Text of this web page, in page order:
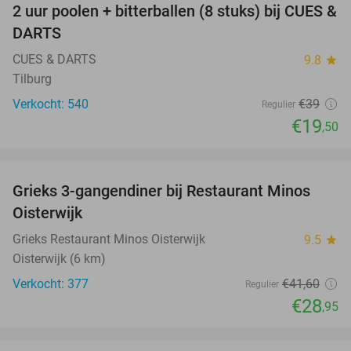
50%
2 uur poolen + bitterballen (8 stuks) bij CUES &
DARTS
CUES & DARTS 9.8 star
Tilburg
Verkocht: 540
Regulier €39
€19,50
30%
Grieks 3-gangendiner bij Restaurant Minos
Oisterwijk
Grieks Restaurant Minos Oisterwijk 9.5 star
Oisterwijk (6 km)
Verkocht: 377
Regulier €41,60
€28,95